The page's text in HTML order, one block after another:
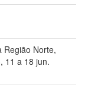
Região Norte,
11 a 18 jun.